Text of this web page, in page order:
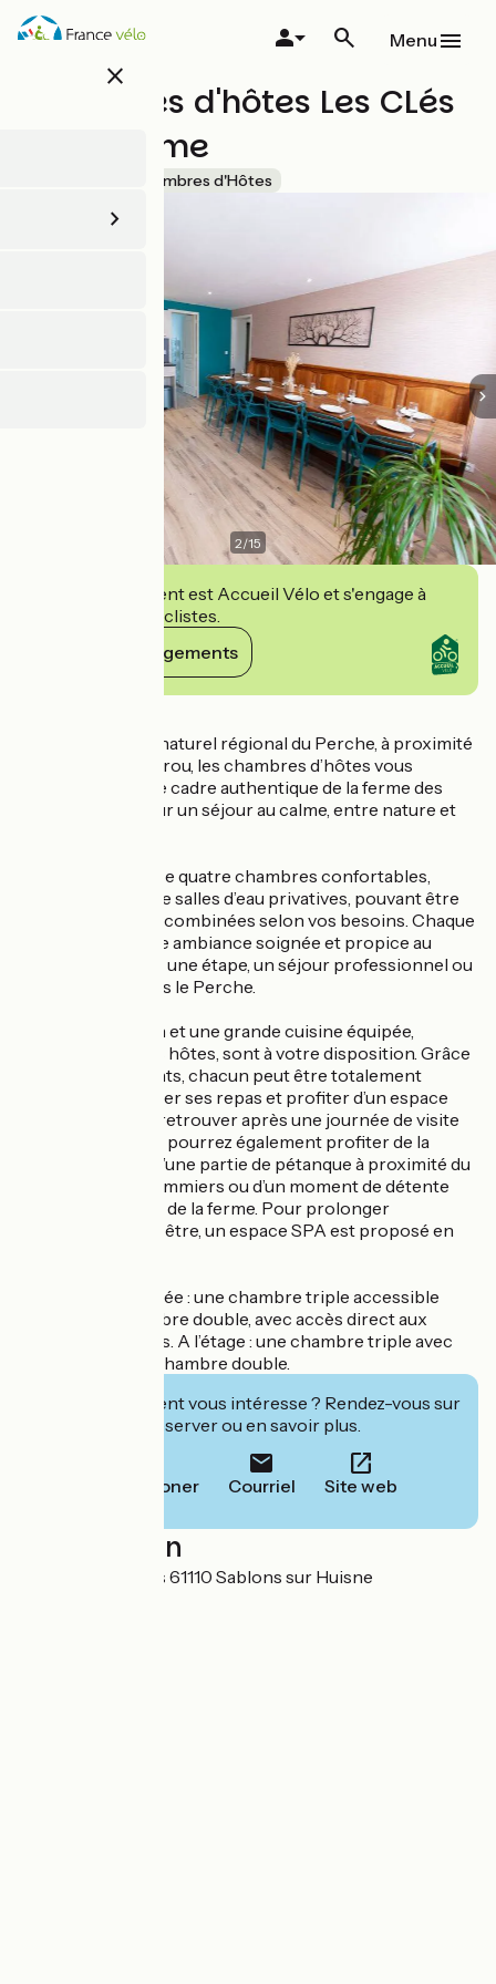
Aller
au
close
Menu
Chambres d'hôtes Les CLés
de la Ferme
Chambres d'Hôtes
2/15
Cet établissement est Accueil Vélo et s'engage à
accueillir des cyclistes.
Voir ses engagements
Au cœur du Parc naturel régional du Perche, à proximité
de Nogent-le-Rotrou, les chambres d’hôtes vous
accueillent dans le cadre authentique de la ferme des
propriétaires, pour un séjour au calme, entre nature et
La maison propose quatre chambres confortables,
toutes équipées de salles d’eau privatives, pouvant être
louées à l’unité ou combinées selon vos besoins. Chaque
chambre offre une ambiance soignée et propice au
repos, idéale pour une étape, un séjour professionnel ou
une escapade dans le Perche.
Un salon commun et une grande cuisine équipée,
partagés entre les hôtes, sont à votre disposition. Grâce
à leurs équipements, chacun peut être totalement
autonome, préparer ses repas et profiter d’un espace
convivial pour se retrouver après une journée de visite
ou de travail. Vous pourrez également profiter de la
grande terrasse, d’une partie de pétanque à proximité du
petit verger de pommiers ou d’un moment de détente
dans le parc boisé de la ferme. Pour prolonger
l’expérience bien-être, un espace SPA est proposé en
Au rez-de-chaussée : une chambre triple accessible
PMR et une chambre double, avec accès direct aux
espaces communs. A l’étage : une chambre triple avec
baignoire et une chambre double.
Cet établissement vous intéresse ? Rendez-vous sur
leur site pour réserver ou en savoir plus.
Téléphoner Courriel Site web
Localisation
Lieu-dit Maurepas 61110 Sablons sur Huisne